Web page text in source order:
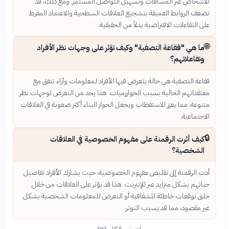
تضعف الروابط العميقة بتشجيع العلاقات السطحية والاعتماد المفرط
على التفاعلات الافتراضية بدلاً من الحقيقية.
🌐ما هي "فقاعة التصفية" وكيف تؤثر على وجهات نظر الأفراد
وتفاعلاتهم؟
فقاعة التصفية هي حالة يتعرض فيها الأفراد لمعلومات وآراء تتفق مع
معتقداتهم الحالية بسبب الخوارزميات. هذا يحد من التعرض لوجهات نظر
متنوعة، مما يعزز الاستقطاب ويجعل الحوار البناء أكثر صعوبة في العلاقات
الاجتماعية.
🔒كيف أثرت الرقمنة على مفهوم الخصوصية في العلاقات
الشخصية؟
أدت الرقمنة إلى تقليص مفهوم الخصوصية، حيث يشارك الأفراد تفاصيل
حياتهم بشكل متزايد عبر الإنترنت. هذا قد يؤثر على العلاقات من خلال
خلق توقعات خاطئة للشفافية أو التعرض للمعلومات الشخصية بشكل
غير مقصود، مما قد يسبب التوتر.